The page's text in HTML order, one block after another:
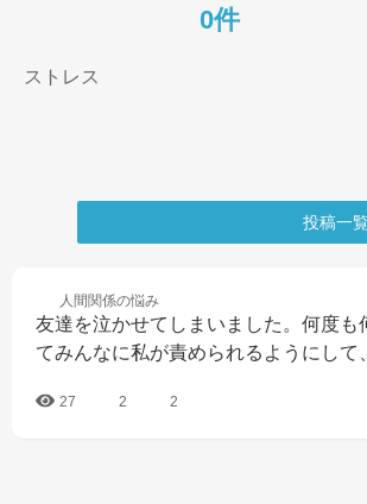
0件
ストレス
投稿一
人間関係の悩み
友達を泣かせてしまいました。何度
てみんなに私が責められるようにし
27 2 2